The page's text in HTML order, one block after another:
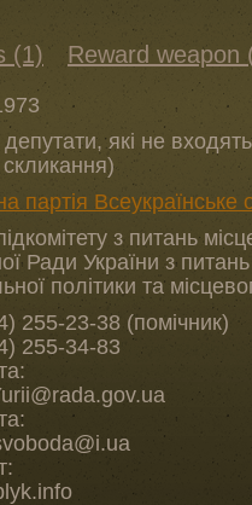
(1) Reward weapon
які не
партія
з питань
Ради України з
політики та
255-23-38 (помічник)
255-34-83